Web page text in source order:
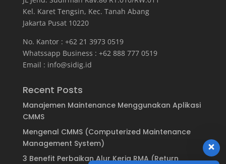
Kel. Karet Tengsin, Kec. Tanah Abang
Jakarta Pusat 10220
No. Kantor : +62 21 3973 0519
Whatssapp Business : +62 888 777 0519
Email : info@sidig.id
Recent Posts
Manajemen Maintenance Menggunakan Aplikasi
CMMS
Mengenal CMMS (Computerized Maintenance
Management System)
3 Benefit Perbaikan Alur Kerja RMA (Return